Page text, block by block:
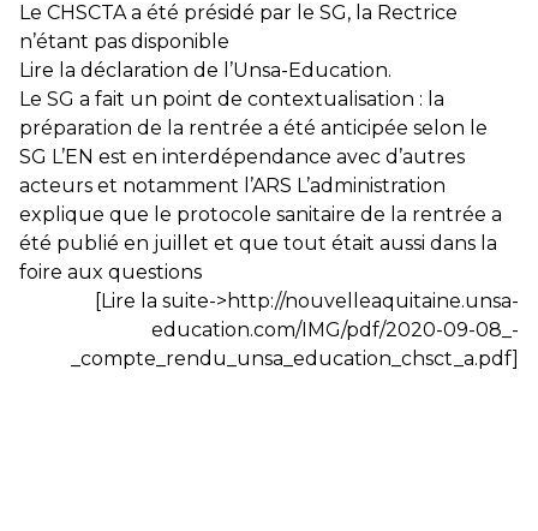
Le CHSCTA a été présidé par le SG, la Rectrice
n’étant pas disponible
Lire la déclaration de l’Unsa-Education.
Le SG a fait un point de contextualisation : la
préparation de la rentrée a été anticipée selon le
SG L’EN est en interdépendance avec d’autres
acteurs et notamment l’ARS L’administration
explique que le protocole sanitaire de la rentrée a
été publié en juillet et que tout était aussi dans la
foire aux questions
[Lire la suite->http://nouvelleaquitaine.unsa-
education.com/IMG/pdf/2020-09-08_-
_compte_rendu_unsa_education_chsct_a.pdf]